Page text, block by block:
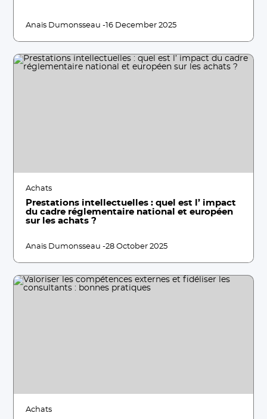
Anaïs Dumonsseau -16 December 2025
Achats
Prestations intellectuelles : quel est l’ impact
du cadre réglementaire national et européen
sur les achats ?
Anaïs Dumonsseau -28 October 2025
Achats